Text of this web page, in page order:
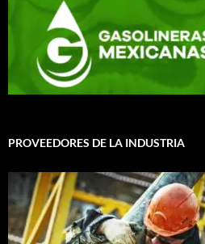
PROVEEDORES DE LA INDUSTRIA